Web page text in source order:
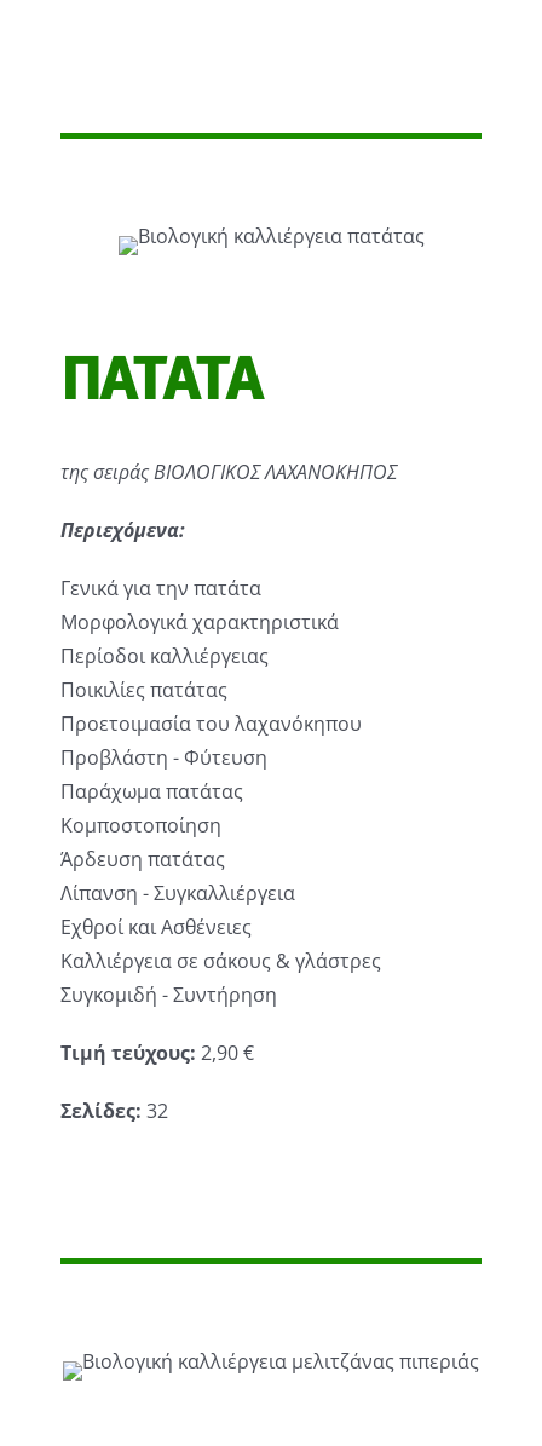
ΠΑΤΑΤΑ
της σειράς ΒΙΟΛΟΓΙΚΟΣ ΛΑΧΑΝΟΚΗΠΟΣ
Περιεχόμενα:
Γενικά για την πατάτα
Μορφολογικά χαρακτηριστικά
Περίοδοι καλλιέργειας
Ποικιλίες πατάτας
Προετοιμασία του λαχανόκηπου
Προβλάστη - Φύτευση
Παράχωμα πατάτας
Κομποστοποίηση
Άρδευση πατάτας
Λίπανση - Συγκαλλιέργεια
Εχθροί και Ασθένειες
Καλλιέργεια σε σάκους & γλάστρες
Συγκομιδή - Συντήρηση
Τιμή τεύχους: 2,90 €
Σελίδες: 32